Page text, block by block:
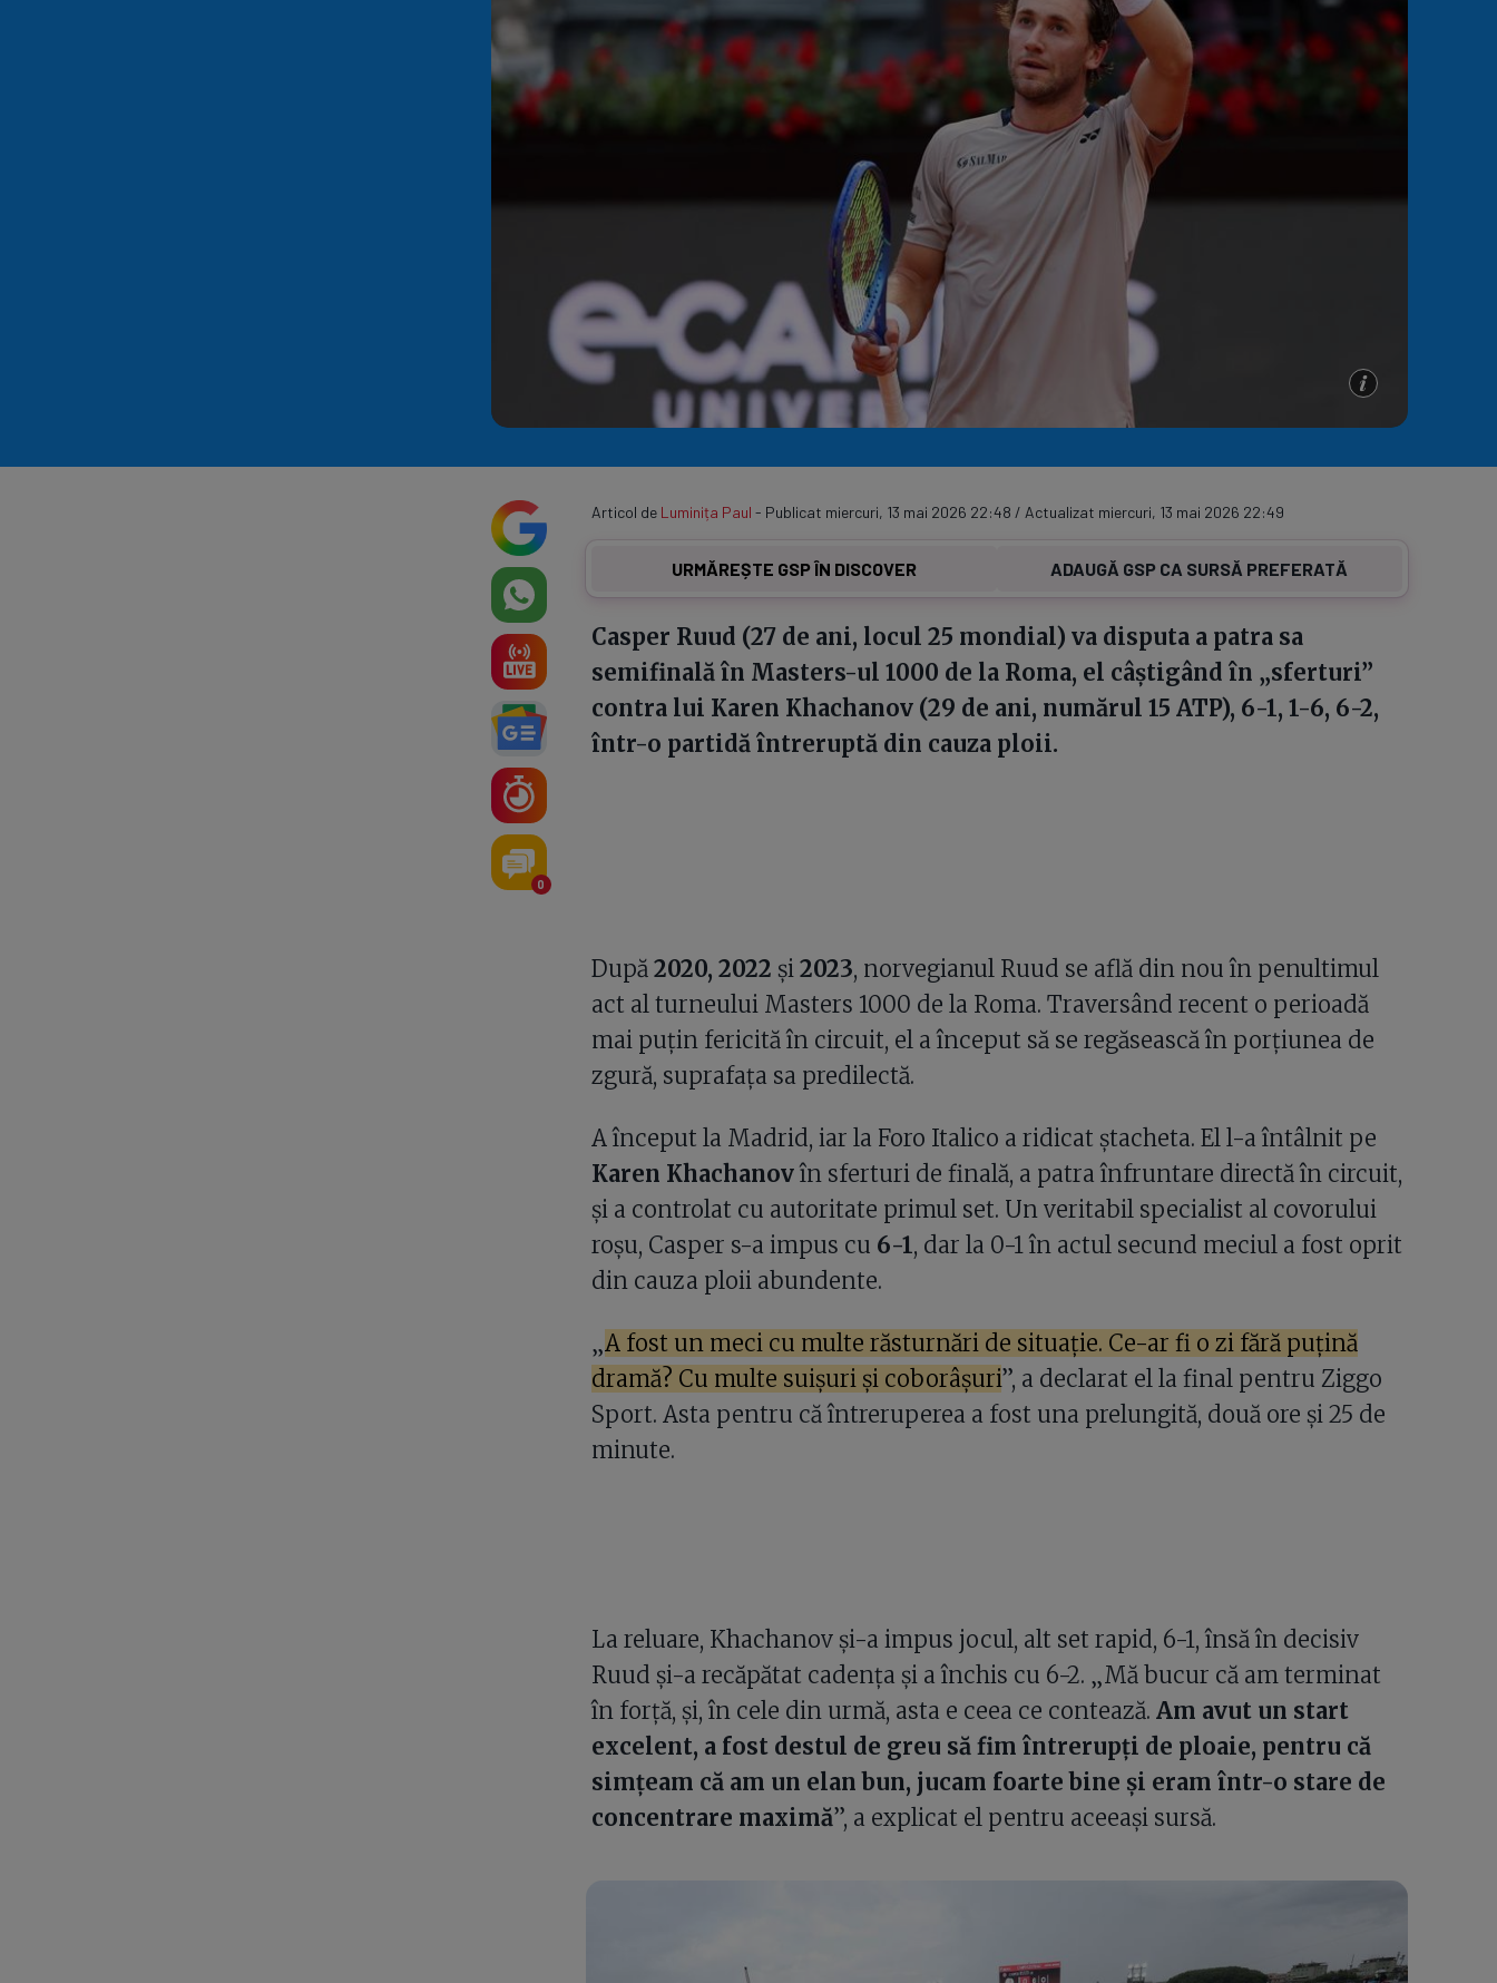
Serie A
Echipe Meciuri Clasament
0
Articol de Luminița Paul - Publicat miercuri, 13 mai 2026 22:48 / Actualizat miercuri, 13 mai 2026 22:49
URMĂREȘTE GSP ÎN DISCOVER ADAUGĂ GSP CA SURSĂ PREFERATĂ
Casper Ruud (27 de ani, locul 25 mondial) va disputa a patra sa
semifinală în Masters-ul 1000 de la Roma, el câștigând în „sferturi”
contra lui Karen Khachanov (29 de ani, numărul 15 ATP), 6-1, 1-6, 6-2,
într-o partidă întreruptă din cauza ploii.
După 2020, 2022 și 2023, norvegianul Ruud se află din nou în penultimul
act al turneului Masters 1000 de la Roma. Traversând recent o perioadă
mai puțin fericită în circuit, el a început să se regăsească în porțiunea de
zgură, suprafața sa predilectă.
A început la Madrid, iar la Foro Italico a ridicat ștacheta. El l-a întâlnit pe
Karen Khachanovîn sferturi de finală, a patra înfruntare directă în circuit,
și a controlat cu autoritate primul set. Un veritabil specialist al covorului
roșu, Casper s-a impus cu 6-1, dar la 0-1 în actul secund meciul a fost oprit
din cauza ploii abundente.
„A fost un meci cu multe răsturnări de situație. Ce-ar fi o zi fără puțină
dramă? Cu multe suișuri și coborâșuri”, a declarat el la final pentru Ziggo
Sport. Asta pentru că întreruperea a fost una prelungită, două ore și 25 de
minute.
La reluare, Khachanov și-a impus jocul, alt set rapid, 6-1, însă în decisiv
Ruud și-a recăpătat cadența și a închis cu 6-2. „Mă bucur că am terminat
în forță, și, în cele din urmă, asta e ceea ce contează. Am avut un start
excelent, a fost destul de greu să fim întrerupți de ploaie, pentru că
simțeam că am un elan bun, jucam foarte bine și eram într-o stare de
concentrare maximă”, a explicat el pentru aceeași sursă.